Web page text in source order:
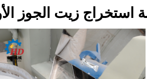
استخراج زيت الجوز